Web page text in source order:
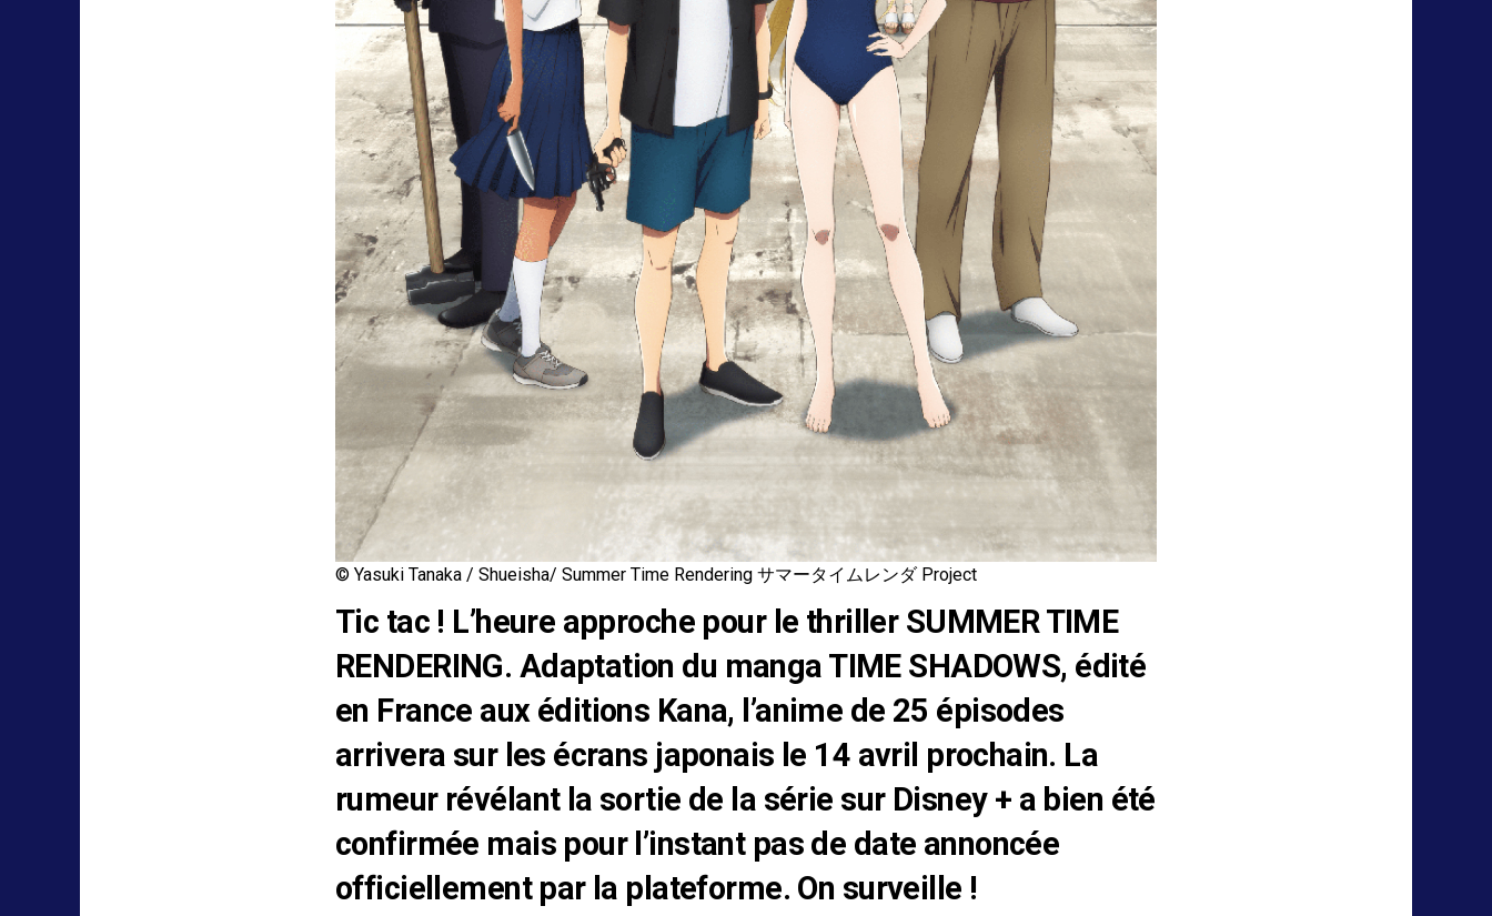
© Yasuki Tanaka / Shueisha/ Summer Time Rendering サマータイムレンダ Project
Tic tac ! L’heure approche pour le thriller SUMMER TIME
RENDERING. Adaptation du manga TIME SHADOWS, édité
en France aux éditions Kana, l’anime de 25 épisodes
arrivera sur les écrans japonais le 14 avril prochain. La
rumeur révélant la sortie de la série sur Disney + a bien été
confirmée mais pour l’instant pas de date annoncée
officiellement par la plateforme. On surveille !